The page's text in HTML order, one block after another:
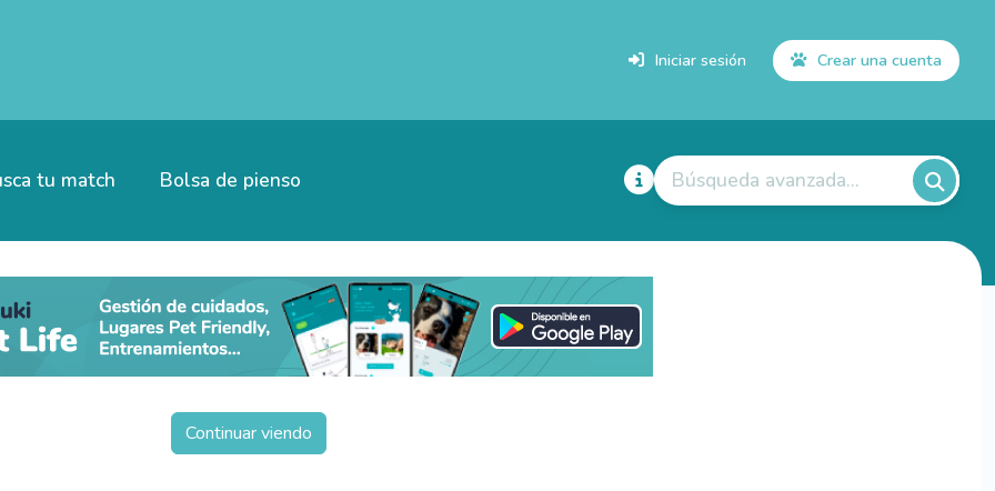
Iniciar sesión Crear una cuenta
tu match Bolsa de pienso Búsqueda avanzada...
Continuar viendo